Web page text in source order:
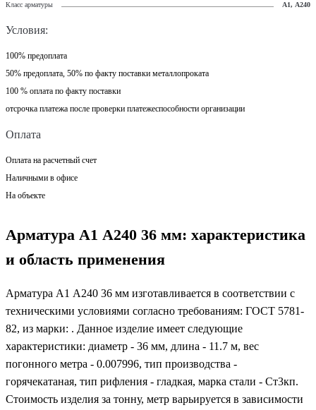
Класс арматуры
А1, А240
Условия:
100% предоплата
50% предоплата, 50% по факту поставки металлопроката
100 % оплата по факту поставки
отсрочка платежа после проверки платежеспособности организации
Оплата
Оплата на расчетный счет
Наличными в офисе
На объекте
Арматура А1 А240 36 мм: характеристика
и область применения
Арматура А1 А240 36 мм изготавливается в соответствии с
техническими условиями согласно требованиям: ГОСТ 5781-
82, из марки: . Данное изделие имеет следующие
характеристики: диаметр - 36 мм, длина - 11.7 м, вес
погонного метра - 0.007996, тип производства -
горячекатаная, тип рифления - гладкая, марка стали - Ст3кп.
Стоимость изделия за тонну, метр варьируется в зависимости